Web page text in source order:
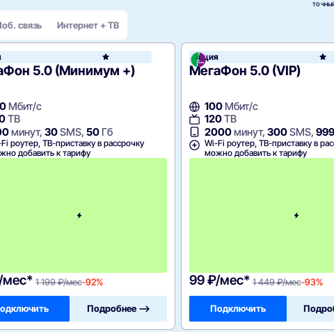
связь Интернет + ТВ
МегаФон
5.0 (Минимум +)
Мбит/с
ТВ
минут, 30SMS, 50Гб
роутер, ТВ-приставку в рассрочку
добавить к тарифу
мес* 1 199 ₽/мес-92%
Подробнее —>
Акция
МегаФон 5.0 (VIP)
100 Мбит/с
120ТВ
2000минут,300SMS,999
Wi-Fi роутер, ТВ-приставку в
можно добавить к тарифу
99 ₽/мес* 1 449 ₽/мес-93%
Подключить